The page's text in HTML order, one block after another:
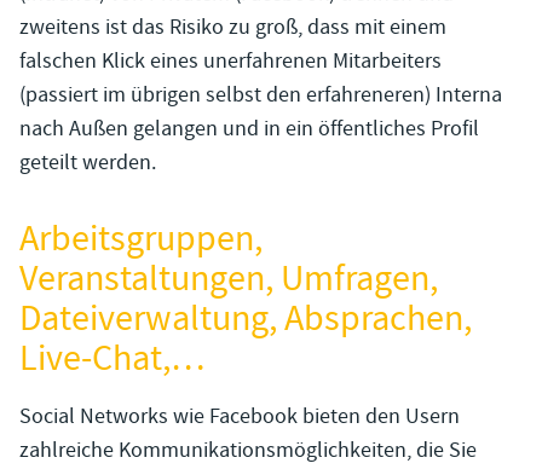
zweitens ist das Risiko zu groß, dass mit einem
falschen Klick eines unerfahrenen Mitarbeiters
(passiert im übrigen selbst den erfahreneren) Interna
nach Außen gelangen und in ein öffentliches Profil
geteilt werden.
Arbeitsgruppen,
Veranstaltungen, Umfragen,
Dateiverwaltung, Absprachen,
Live-Chat,…
Social Networks wie Facebook bieten den Usern
zahlreiche Kommunikationsmöglichkeiten, die Sie